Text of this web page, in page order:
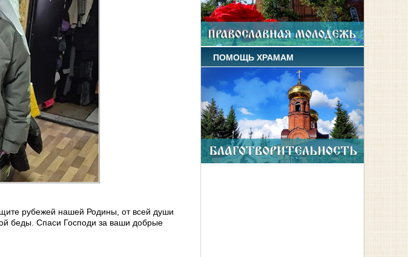
рубежей нашей Родины, от всей души
беды. Спаси Господи за ваши добрые
ПОМОЩЬ ХРАМАМ